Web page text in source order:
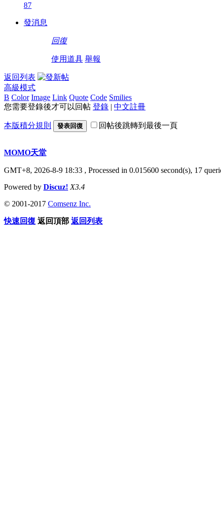
87
發消息
回復
使用道具 舉報
返回列表
高級模式
B Color Image Link Quote Code Smilies
您需要登錄後才可以回帖 登錄 | 中文註冊
本版積分規則 發表回復 回帖後跳轉到最後一頁
MOMO天堂
GMT+8, 2026-8-9 18:33 , Processed in 0.015600 second(s), 17
Powered by Discuz! X3.4
© 2001-2017 Comsenz Inc.
快速回復 返回頂部 返回列表